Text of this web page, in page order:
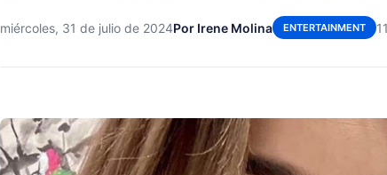
miércoles, 31 de julio de 2024Por Irene Molina ENTERTAINMENT